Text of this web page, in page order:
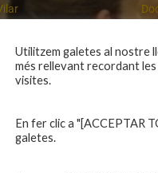
inferiors
casa
Un
Utilitzem galetes al nostre
més rellevant recordant
visites.
En fer clic a "[ACCEPTAR
galetes.